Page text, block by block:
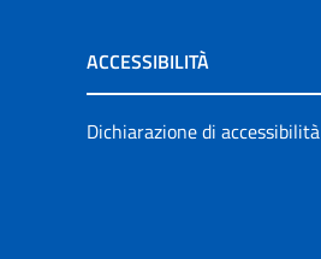
ACCESSIBILITÀ
Dichiarazione di accessibilità